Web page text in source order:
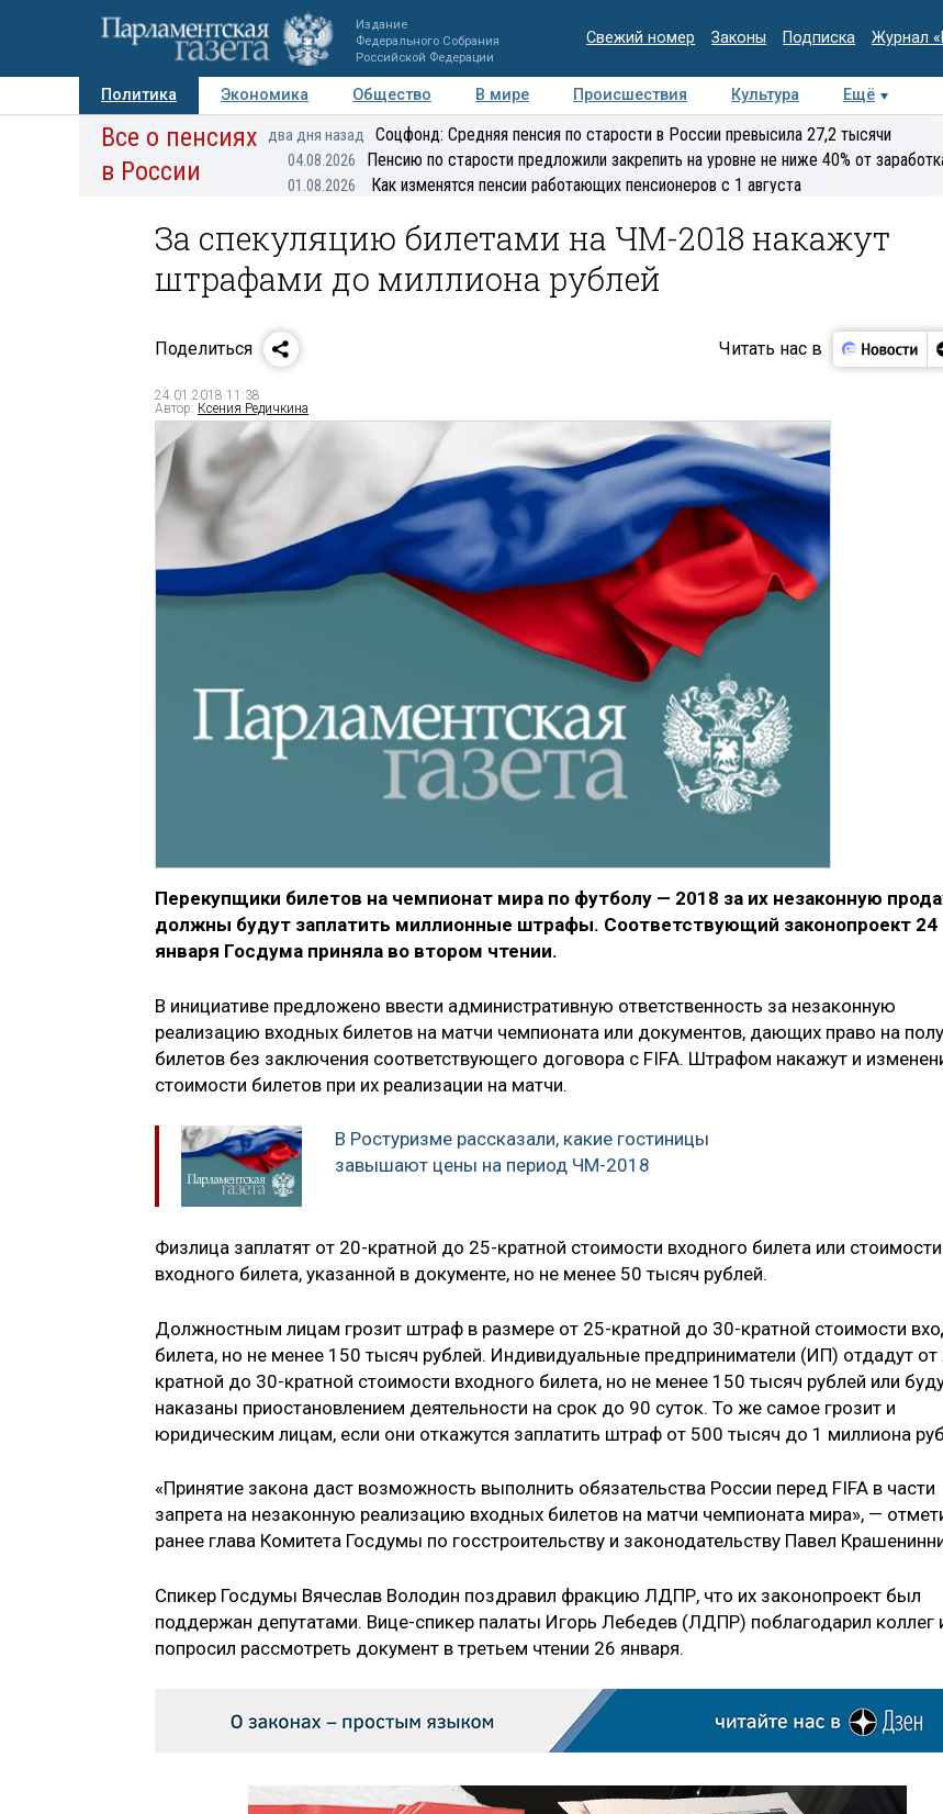
Издание
Федерального Собрания
Российской Федерации
Свежий номер Законы Подписка Журнал
Политика Экономика Общество В мире Происшествия Культура Ещё
Авторы Персоны Мнения Регионы Медиацентр Интервью Колумнисты
Все о пенсиях
в России
два дня назад Соцфонд: Средняя пенсия по старости в России превысила 27,2 тысячи
04.08.2026 Пенсию по старости предложили закрепить на уровне не ниже 40% от
01.08.2026 Как изменятся пенсии работающих пенсионеров с 1 августа
За спекуляцию билетами на ЧМ-2018 накажут
штрафами до миллиона рублей
Поделиться Читать нас в
24.01.2018 11:38
Автор: Ксения Редичкина
Перекупщики билетов на чемпионат мира по футболу — 2018 за их незаконную
должны будут заплатить миллионные штрафы. Соответствующий законопроект 24
января Госдума приняла во втором чтении.
В инициативе предложено ввести административную ответственность за незаконную
реализацию входных билетов на матчи чемпионата или документов, дающих право на
билетов без заключения соответствующего договора с FIFA. Штрафом накажут и
стоимости билетов при их реализации на матчи.
В Ростуризме рассказали, какие гостиницы
завышают цены на период ЧМ-2018
Физлица заплатят от 20-кратной до 25-кратной стоимости входного билета или стоимости
входного билета, указанной в документе, но не менее 50 тысяч рублей.
Должностным лицам грозит штраф в размере от 25-кратной до 30-кратной стоимости
билета, но не менее 150 тысяч рублей. Индивидуальные предприниматели (ИП) отдадут от
кратной до 30-кратной стоимости входного билета, но не менее 150 тысяч рублей или
наказаны приостановлением деятельности на срок до 90 суток. То же самое грозит и
юридическим лицам, если они откажутся заплатить штраф от 500 тысяч до 1 миллиона
«Принятие закона даст возможность выполнить обязательства России перед FIFA в части
запрета на незаконную реализацию входных билетов на матчи чемпионата мира», —
ранее глава Комитета Госдумы по госстроительству и законодательству Павел
Спикер Госдумы Вячеслав Володин поздравил фракцию ЛДПР, что их законопроект был
поддержан депутатами. Вице-спикер палаты Игорь Лебедев (ЛДПР) поблагодарил коллег
попросил рассмотреть документ в третьем чтении 26 января.